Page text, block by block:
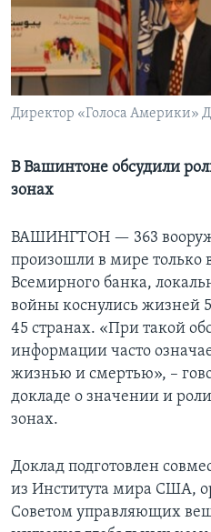
Learning English
СОЦИАЛЬНЫЕ СЕТИ
Языки
Директор «Голоса Америки»
В Вашинтоне обсудили
зонах
ВАШИНГТОН — 363
произошли в мире только
Всемирного банка,
войны коснулись жизней
45 странах. «При такой
информации часто
жизнью и смертью», –
докладе о значении и
зонах.
Доклад подготовлен
из Института мира США,
Советом управляющих